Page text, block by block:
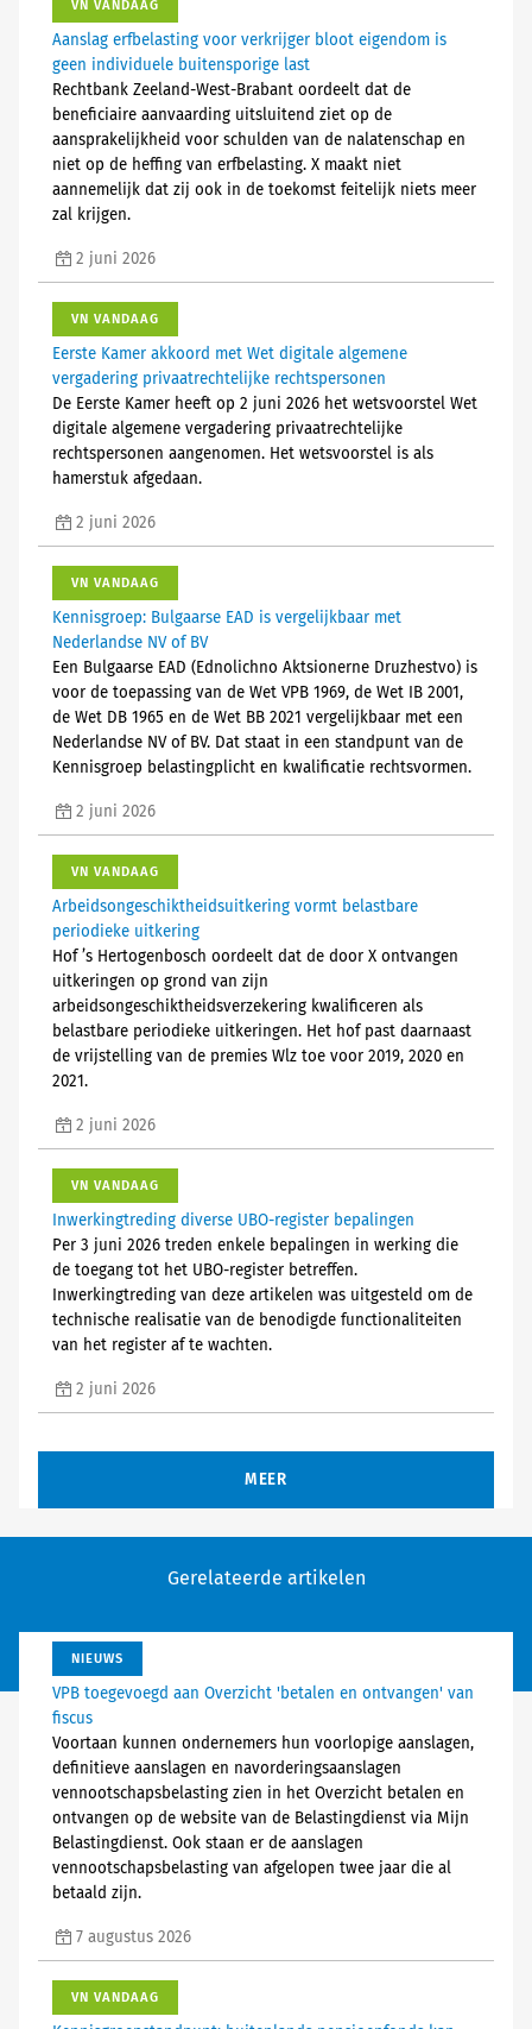
VN VANDAAG
Aanslag erfbelasting voor verkrijger bloot eigendom is
geen individuele buitensporige last
Rechtbank Zeeland-West-Brabant oordeelt dat de
beneficiaire aanvaarding uitsluitend ziet op de
aansprakelijkheid voor schulden van de nalatenschap en
niet op de heffing van erfbelasting. X maakt niet
aannemelijk dat zij ook in de toekomst feitelijk niets meer
zal krijgen.
2 juni 2026
VN VANDAAG
Eerste Kamer akkoord met Wet digitale algemene
vergadering privaatrechtelijke rechtspersonen
De Eerste Kamer heeft op 2 juni 2026 het wetsvoorstel Wet
digitale algemene vergadering privaatrechtelijke
rechtspersonen aangenomen. Het wetsvoorstel is als
hamerstuk afgedaan.
2 juni 2026
VN VANDAAG
Kennisgroep: Bulgaarse EAD is vergelijkbaar met
Nederlandse NV of BV
Een Bulgaarse EAD (Ednolichno Aktsionerne Druzhestvo) is
voor de toepassing van de Wet VPB 1969, de Wet IB 2001,
de Wet DB 1965 en de Wet BB 2021 vergelijkbaar met een
Nederlandse NV of BV. Dat staat in een standpunt van de
Kennisgroep belastingplicht en kwalificatie rechtsvormen.
2 juni 2026
VN VANDAAG
Arbeidsongeschiktheidsuitkering vormt belastbare
periodieke uitkering
Hof ’s Hertogenbosch oordeelt dat de door X ontvangen
uitkeringen op grond van zijn
arbeidsongeschiktheidsverzekering kwalificeren als
belastbare periodieke uitkeringen. Het hof past daarnaast
de vrijstelling van de premies Wlz toe voor 2019, 2020 en
2021.
2 juni 2026
VN VANDAAG
Inwerkingtreding diverse UBO-register bepalingen
Per 3 juni 2026 treden enkele bepalingen in werking die
de toegang tot het UBO-register betreffen.
Inwerkingtreding van deze artikelen was uitgesteld om de
technische realisatie van de benodigde functionaliteiten
van het register af te wachten.
2 juni 2026
MEER
Gerelateerde artikelen
NIEUWS
VPB toegevoegd aan Overzicht 'betalen en ontvangen' van
fiscus
Voortaan kunnen ondernemers hun voorlopige aanslagen,
definitieve aanslagen en navorderingsaanslagen
vennootschapsbelasting zien in het Overzicht betalen en
ontvangen op de website van de Belastingdienst via Mijn
Belastingdienst. Ook staan er de aanslagen
vennootschapsbelasting van afgelopen twee jaar die al
betaald zijn.
7 augustus 2026
VN VANDAAG